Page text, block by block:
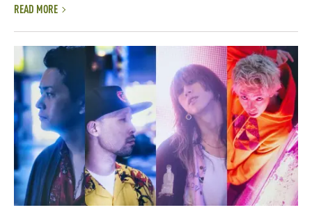
READ MORE